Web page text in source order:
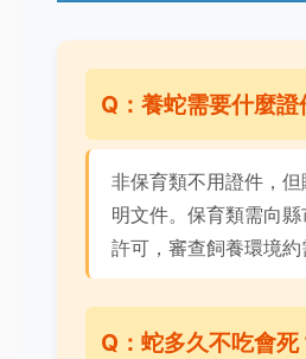
Q：養蛇需要什麼證
非保育類不用證件，
明文件。保育類需向
許可，審查飼養環境約
Q：蛇多久不吃會死